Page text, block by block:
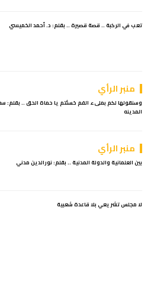
تعب في الركبة .. قصة قصيرة .. بقلم: د. أحمد الخميسي
منبر الرأي
وسنقولها لكم بملىء الفم خسئتم يا حماة الحق .. بقلم:
المدينه
منبر الرأي
بين العلمانية والدولة المدنية .. بقلم: نورالدين مدني
لا مجلس تشريعي بلا قاعدة شعبية